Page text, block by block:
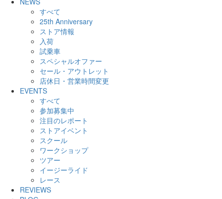
すべて
25th Anniversary
ストア情報
入荷
試乗車
スペシャルオファー
セール・アウトレット
店休日・営業時間変更
EVENTS
すべて
参加募集中
注目のレポート
ストアイベント
スクール
ワークショップ
ツアー
イージーライド
レース
REVIEWS